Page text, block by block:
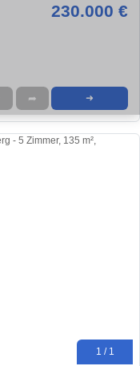
230.000 €
➦ ➜
1 / 1